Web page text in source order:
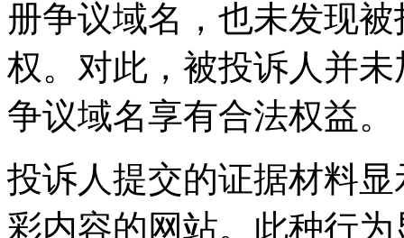
册争议域名，也未发现被
权。对此，被投诉人并
争议域名享有合法权益。
投诉人提交的证据材料
彩内容的网站。此种行